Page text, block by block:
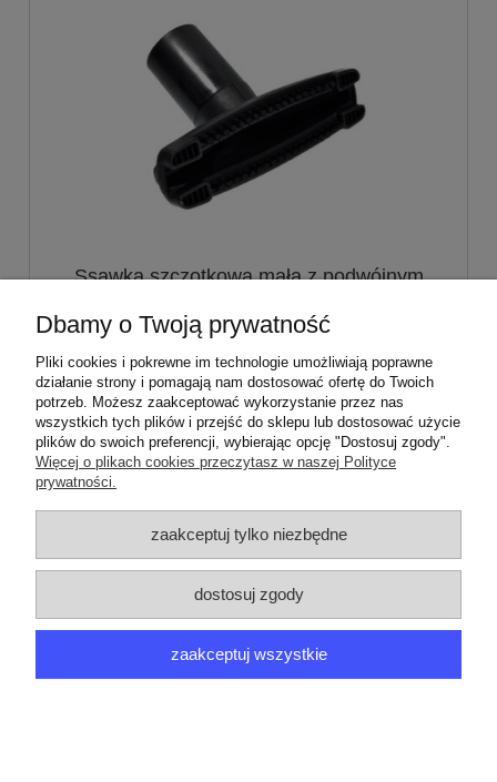
Ssawka szczotkowa mała z podwójnym
10,00 zł
do koszyka
ZAMÓWIENIA
PRODUCENCI
MOJE KONTO
Dbamy o Twoją prywatność
Pliki cookies i pokrewne im technologie umożliwiają poprawne
działanie strony i pomagają nam dostosować ofertę do Twoich
potrzeb. Możesz zaakceptować wykorzystanie przez nas
wszystkich tych plików i przejść do sklepu lub dostosować użycie
plików do swoich preferencji, wybierając opcję "Dostosuj zgody".
Więcej o plikach cookies przeczytasz w naszej Polityce
prywatności.
zaakceptuj tylko niezbędne
dostosuj zgody
zaakceptuj wszystkie